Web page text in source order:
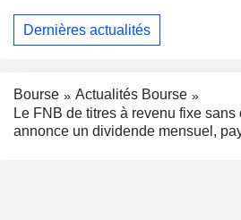
Dernières actualités
Bourse
Actualités Bourse
Le FNB de titres à revenu fixe sans
annonce un dividende mensuel,